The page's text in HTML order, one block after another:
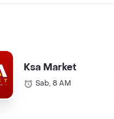
Ksa Market
Sab, 8 AM